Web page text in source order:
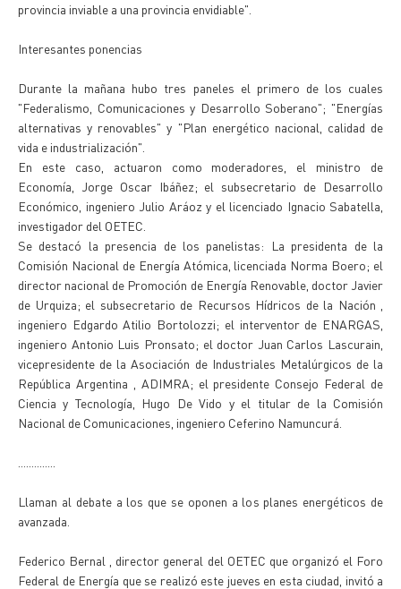
provincia inviable a una provincia envidiable".
Interesantes ponencias
Durante la mañana hubo tres paneles el primero de los cuales
"Federalismo, Comunicaciones y Desarrollo Soberano"; "Energías
alternativas y renovables" y "Plan energético nacional, calidad de
vida e industrialización".
En este caso, actuaron como moderadores, el ministro de
Economía, Jorge Oscar Ibáñez; el subsecretario de Desarrollo
Económico, ingeniero Julio Aráoz y el licenciado Ignacio Sabatella,
investigador del OETEC.
Se destacó la presencia de los panelistas: La presidenta de la
Comisión Nacional de Energía Atómica, licenciada Norma Boero; el
director nacional de Promoción de Energía Renovable, doctor Javier
de Urquiza; el subsecretario de Recursos Hídricos de la Nación ,
ingeniero Edgardo Atilio Bortolozzi; el interventor de ENARGAS,
ingeniero Antonio Luis Pronsato; el doctor Juan Carlos Lascurain,
vicepresidente de la Asociación de Industriales Metalúrgicos de la
República Argentina , ADIMRA; el presidente Consejo Federal de
Ciencia y Tecnología, Hugo De Vido y el titular de la Comisión
Nacional de Comunicaciones, ingeniero Ceferino Namuncurá.
Llaman al debate a los que se oponen a los planes energéticos de
avanzada.
Federico Bernal , director general del OETEC que organizó el Foro
Federal de Energía que se realizó este jueves en esta ciudad, invitó a